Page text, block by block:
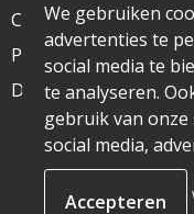
Cookieverklaring
Privacyverklaring
Disclaimer
©
We gebruiken
advertenties te
social media te
te analyseren.
gebruik van
social media,